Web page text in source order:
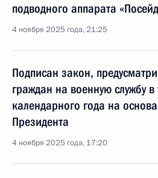
подводного аппарата
4 ноября 2025 года, 21:25
Подписан закон,
граждан на военную службу в
календарного года на
Президента
4 ноября 2025 года, 17:20